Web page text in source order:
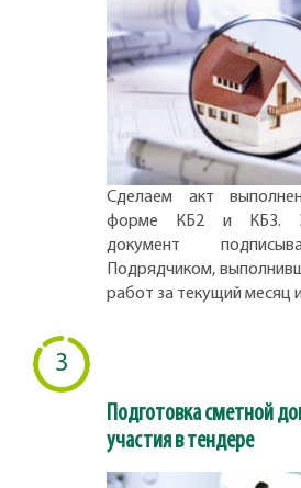
Сделаем акт
форме КБ2 и КБ3.
документ
Подрядчиком,
работ за текущий месяц
3
Подготовка сметной
участия в тендере